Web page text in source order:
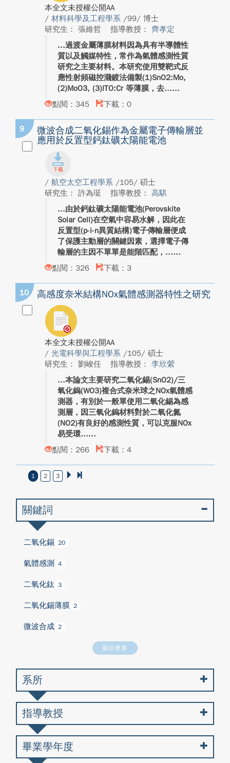
本全文未授權公開AA
/ 材料科學及工程學系 /99/ 博士
研究生： 張維哲
指導教授： 齊孝定
過渡金屬薄膜材料因為具有半導體性
質以及觸媒特性，常作為氣體感測性質
研究之主要材料。本研究使用雙靶式反
應性射頻磁控濺鍍法備製(1)SnO2:Mo,
(2)MoO3, (3)ITO:Cr 等薄膜，去...
點閱：345
下載：0
9
微波合成二氧化錫作為金屬電子傳輸層並
應用於反置型鈣鈦礦太陽能電池
/ 航空太空工程學系 /105/ 碩士
研究生： 許為珽
指導教授： 高騏
由於鈣鈦礦太陽能電池(Perovskite
Solar Cell)在空氣中容易水解，因此在
反置型(p-i-n異質結構)電子傳輸層便成
了保護主動層的關鍵因素，選擇電子傳
輸層的主因不單單是能階匹配，...
點閱：326
下載：3
10 高感度奈米結構NOx氣體感測器特性之研究
本全文未授權公開AA
/ 光電科學與工程學系 /105/ 碩士
研究生： 劉峻任
指導教授： 李欣縈
本論文主要研究二氧化錫(SnO2)/三
氧化鎢(WO3)複合式奈米球之NOx氣體感
測器，有別於一般單使用二氧化錫為感
測層，因三氧化鎢材料對於二氧化氮
(NO2)有良好的感測性質，可以克服NOx
易受環...
點閱：266
下載：4
1 2 3
關鍵詞
二氧化錫 20
氣體感測 4
二氧化鈦 3
二氧化錫薄膜 2
微波合成 2
顯示更多
系所
指導教授
畢業學年度